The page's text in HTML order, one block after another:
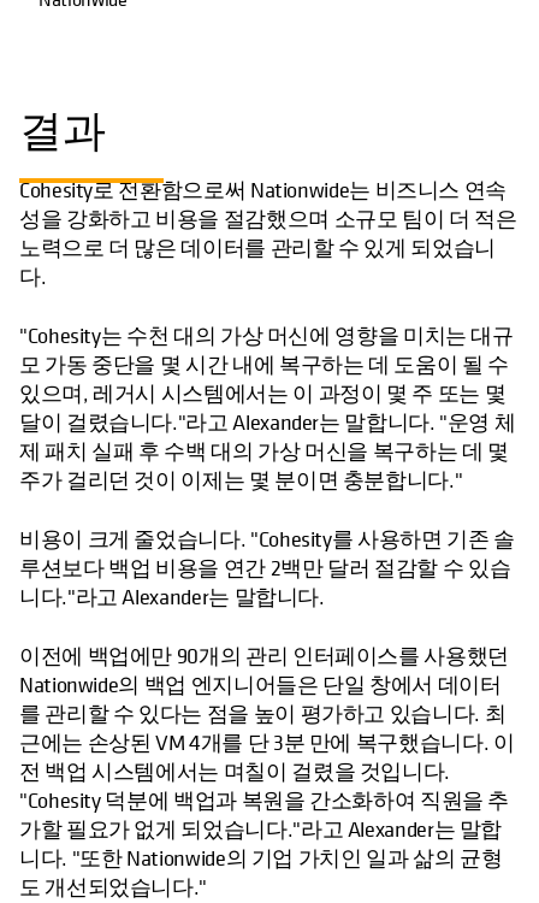
결과
Cohesity로 전환함으로써 Nationwide는 비즈니스 연속
성을 강화하고 비용을 절감했으며 소규모 팀이 더 적은
노력으로 더 많은 데이터를 관리할 수 있게 되었습니
다.
"Cohesity는 수천 대의 가상 머신에 영향을 미치는 대규
모 가동 중단을 몇 시간 내에 복구하는 데 도움이 될 수
있으며, 레거시 시스템에서는 이 과정이 몇 주 또는 몇
달이 걸렸습니다."라고 Alexander는 말합니다. "운영 체
제 패치 실패 후 수백 대의 가상 머신을 복구하는 데 몇
주가 걸리던 것이 이제는 몇 분이면 충분합니다."
비용이 크게 줄었습니다. "Cohesity를 사용하면 기존 솔
루션보다 백업 비용을 연간 2백만 달러 절감할 수 있습
니다."라고 Alexander는 말합니다.
이전에 백업에만 90개의 관리 인터페이스를 사용했던
Nationwide의 백업 엔지니어들은 단일 창에서 데이터
를 관리할 수 있다는 점을 높이 평가하고 있습니다. 최
근에는 손상된 VM 4개를 단 3분 만에 복구했습니다. 이
전 백업 시스템에서는 며칠이 걸렸을 것입니다.
"Cohesity 덕분에 백업과 복원을 간소화하여 직원을 추
가할 필요가 없게 되었습니다."라고 Alexander는 말합
니다. "또한 Nationwide의 기업 가치인 일과 삶의 균형
도 개선되었습니다."